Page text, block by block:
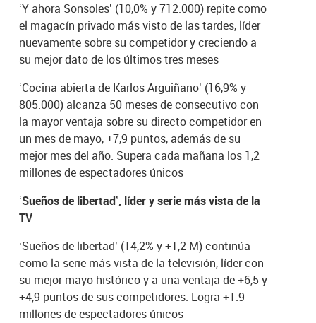
‘Y ahora Sonsoles’ (10,0% y 712.000) repite como
el magacín privado más visto de las tardes, líder
nuevamente sobre su competidor y creciendo a
su mejor dato de los últimos tres meses
‘Cocina abierta de Karlos Arguiñano’ (16,9% y
805.000) alcanza 50 meses de consecutivo con
la mayor ventaja sobre su directo competidor en
un mes de mayo, +7,9 puntos, además de su
mejor mes del año. Supera cada mañana los 1,2
millones de espectadores únicos
‘Sueños de libertad’, líder y serie más vista de la
TV
‘Sueños de libertad’ (14,2% y +1,2 M) continúa
como la serie más vista de la televisión, líder con
su mejor mayo histórico y a una ventaja de +6,5 y
+4,9 puntos de sus competidores. Logra +1.9
millones de espectadores únicos